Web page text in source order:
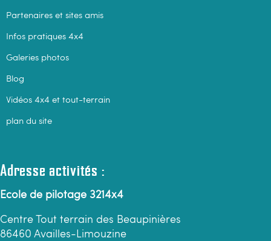
Partenaires et sites amis
Infos pratiques 4x4
Galeries photos
Blog
Vidéos 4x4 et tout-terrain
plan du site
Adresse activités :
Ecole de pilotage 3214x4
Centre Tout terrain des Beaupinières
86460 Availles-Limouzine